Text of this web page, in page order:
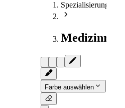
Spezialisierungen
Medizinrecht
Farbe auswählen